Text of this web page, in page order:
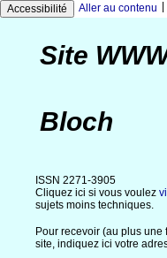
Accessibilité Aller au contenu
Site
Bloch
ISSN 2271-3905
Cliquez ici si vous voulez
sujets moins techniques.
Pour recevoir (au plus
site, indiquez ici votre